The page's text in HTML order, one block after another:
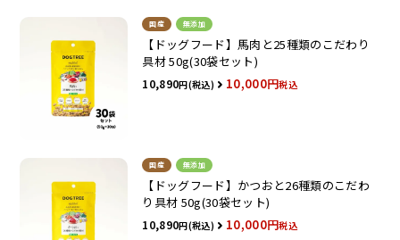
国産 無添加
【ドッグフード】馬肉と25種類のこだわり
具材 50g(30袋セット)
10,890 10,000 税込
国産 無添加
【ドッグフード】かつおと26種類のこだわ
り具材 50g(30袋セット)
10,890 10,000 税込